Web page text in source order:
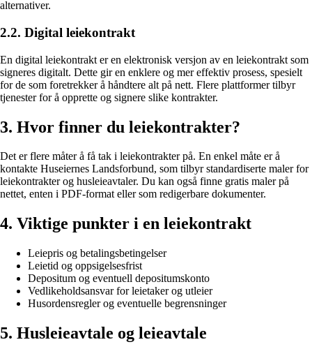
alternativer.
2.2. Digital leiekontrakt
En digital leiekontrakt er en elektronisk versjon av en leiekontrakt som
signeres digitalt. Dette gir en enklere og mer effektiv prosess, spesielt
for de som foretrekker å håndtere alt på nett. Flere plattformer tilbyr
tjenester for å opprette og signere slike kontrakter.
3. Hvor finner du leiekontrakter?
Det er flere måter å få tak i leiekontrakter på. En enkel måte er å
kontakte Huseiernes Landsforbund, som tilbyr standardiserte maler for
leiekontrakter og husleieavtaler. Du kan også finne gratis maler på
nettet, enten i PDF-format eller som redigerbare dokumenter.
4. Viktige punkter i en leiekontrakt
Leiepris og betalingsbetingelser
Leietid og oppsigelsesfrist
Depositum og eventuell depositumskonto
Vedlikeholdsansvar for leietaker og utleier
Husordensregler og eventuelle begrensninger
5. Husleieavtale og leieavtale